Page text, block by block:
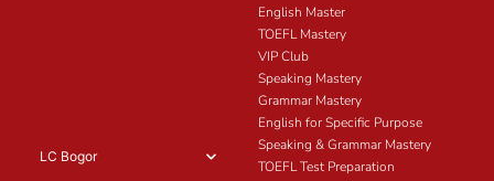
LC Bogor
English Master
TOEFL Mastery
VIP Club
Speaking Mastery
Grammar Mastery
English for Specific Purpose
Speaking & Grammar Mastery
TOEFL Test Preparation